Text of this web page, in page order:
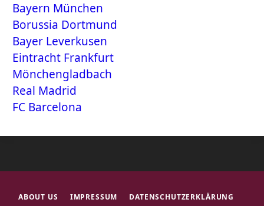
Bayern München
Borussia Dortmund
Bayer Leverkusen
Eintracht Frankfurt
Mönchengladbach
Real Madrid
FC Barcelona
ABOUT US IMPRESSUM DATENSCHUTZERKLÄRUNG